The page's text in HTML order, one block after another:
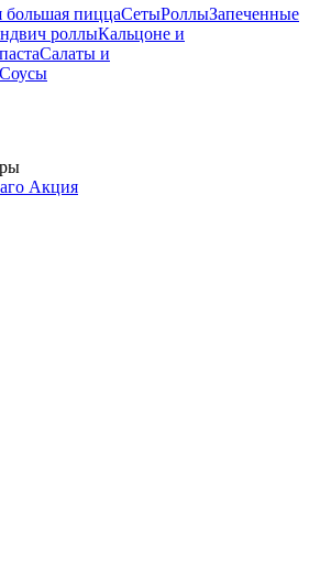
большая пиццаСетыРоллыЗапеченные
роллыКальцоне и
Салаты и
Соусы
Акция